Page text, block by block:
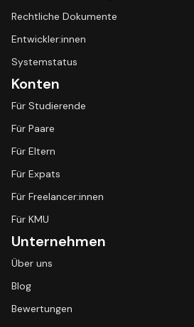
Rechtliche Dokumente
Entwickler:innen
Systemstatus
Konten
Für Studierende
Für Paare
Für Eltern
Für Expats
Für Freelancer:innen
Für KMU
Unternehmen
Über uns
Blog
Bewertungen